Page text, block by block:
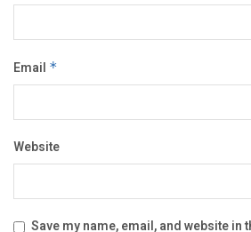
Email *
Website
Save my name, email, and website in